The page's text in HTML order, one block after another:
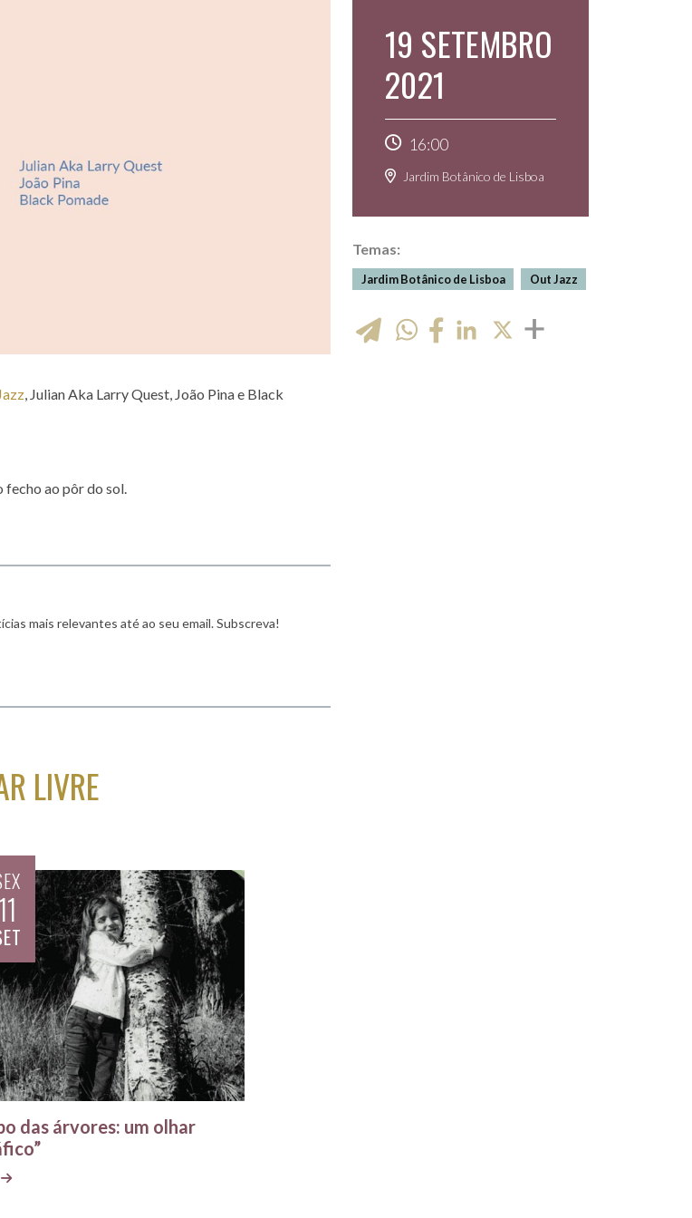
, Julian Aka Larry Quest, João Pina e Black
fecho ao pôr do sol.
mais relevantes até ao seu email. Subscreva!
19 SETEMBRO
2021
16:00
Jardim Botânico de Lisboa
Temas:
Jardim Botânico de Lisboa Out Jazz
WhatsApp
LinkedIn
X
LIVRE
11
das árvores: um olhar